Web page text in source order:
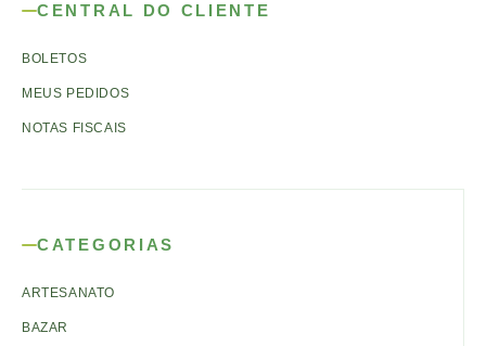
CENTRAL DO CLIENTE
BOLETOS
MEUS PEDIDOS
NOTAS FISCAIS
CATEGORIAS
ARTESANATO
BAZAR